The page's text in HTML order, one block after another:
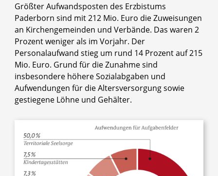
Größter Aufwandsposten des Erzbistums
Paderborn sind mit 212 Mio. Euro die Zuweisungen
an Kirchengemeinden und Verbände. Das waren 2
Prozent weniger als im Vorjahr. Der
Personalaufwand stieg um rund 14 Prozent auf 215
Mio. Euro. Grund für die Zunahme sind
insbesondere höhere Sozialabgaben und
Aufwendungen für die Altersversorgung sowie
gestiegene Löhne und Gehälter.